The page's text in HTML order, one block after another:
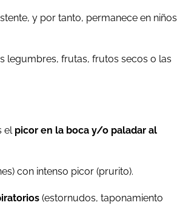
y por tanto, permanece en niños
legumbres, frutas, frutos secos o las
el picor en la boca y/o paladar al
con intenso picor (prurito).
(estornudos, taponamiento